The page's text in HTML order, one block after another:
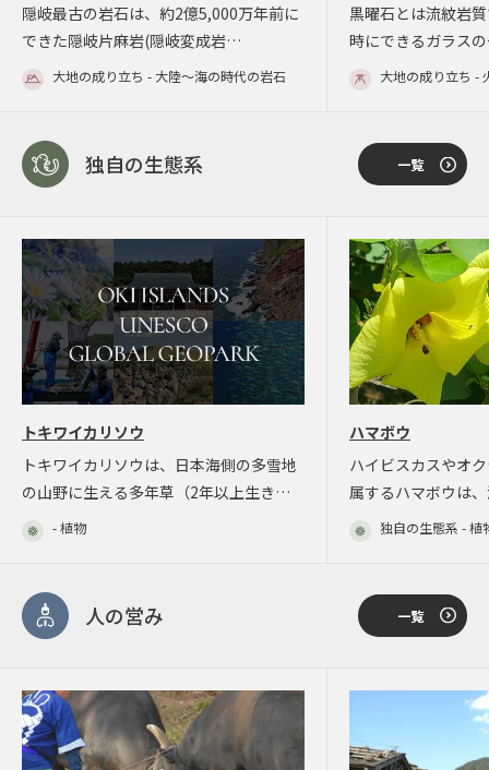
隠岐最古の岩石は、約2億5,000万年前に
できた隠岐片麻岩(隠岐変成岩…
大地の成り立ち - 大陸～海の時代の岩石
黒曜石とは流紋岩
時にできるガラス
大地の成り立ち -
独自の生態系 一覧
トキワイカリソウ
トキワイカリソウは、日本海側の多雪地
の山野に生える多年草（2年以上生き…
- 植物
ハマボウ
ハイビスカスやオ
属するハマボウは
独自の生態系 - 植
人の営み 一覧